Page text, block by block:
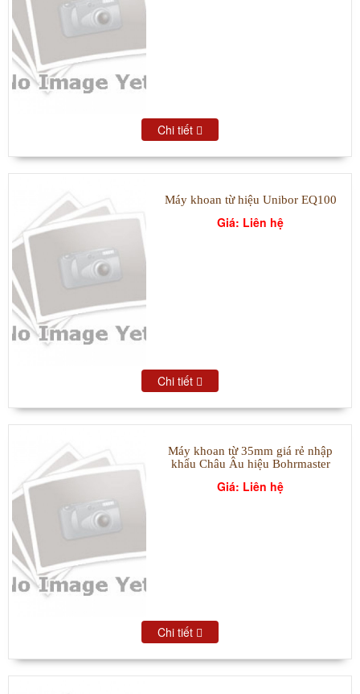
Chi tiết
Máy khoan từ hiệu Unibor EQ100
Giá: Liên hệ
Chi tiết
Máy khoan từ 35mm giá rẻ nhập
khẩu Châu Âu hiệu Bohrmaster
Giá: Liên hệ
Chi tiết